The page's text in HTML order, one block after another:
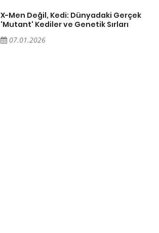
X-Men Değil, Kedi: Dünyadaki Gerçek
'Mutant' Kediler ve Genetik Sırları
07.01.2026